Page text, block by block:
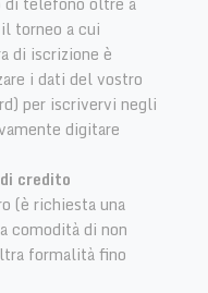
torneo a cui
di iscrizione è
i dati del vostro
per iscrivervi negli
digitare
credito
(è richiesta una
comodità di non
formalità fino